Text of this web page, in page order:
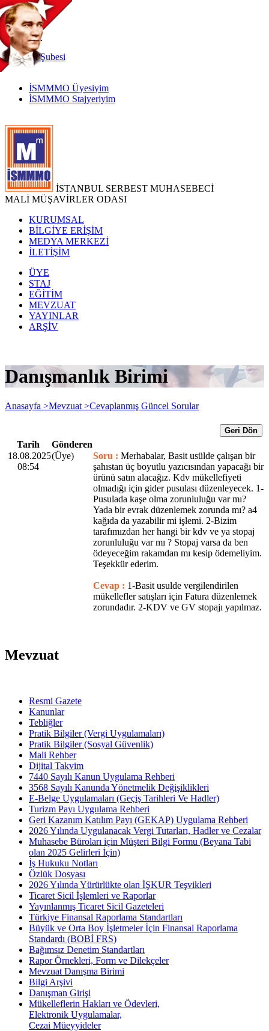
TR
|
EN
İnternetŞubesi
İSMMMO Üyesiyim
İSMMMO Stajyeriyim
İSTANBUL SERBEST MUHASEBECİ
MALİ MÜŞAVİRLER ODASI
KURUMSAL
BİLGİYE ERİŞİM
MEDYA MERKEZİ
İLETİŞİM
ÜYE
STAJ
EĞİTİM
MEVZUAT
YAYINLAR
ARŞİV
Danışmanlık Birimi
Anasayfa >Mevzuat >Cevaplanmış Güncel Sorular
Geri Dön
Tarih
Gönderen
18.08.2025
08:54
(Üye) Soru : Merhabalar, Basit usülde çalışan bir
şahıstan üç boyutlu yazıcısından yapacağı bir
ürünü satın alacağız. Kdv mükellefiyeti
olmadığı için gider pusulası düzenleyecek. 1-
Pusulada kaşe olma zorunluluğu var mı?
Yada bir evrak düzenlemek zorunda mı? a4
kağıda da yazabilir mi işlemi. 2-Bizim
tarafımızdan her hangi bir kdv ve ya stopaj
zorunluluğu var mı ? Stopaj varsa da ben
ödeyeceğim rakamdan mı kesip ödemeliyim.
Teşekkür ederim.
Cevap : 1-Basit usulde vergilendirilen
mükellefler satışları için Fatura düzenlemek
zorundadır. 2-KDV ve GV stopajı yapılmaz.
Mevzuat
Resmi Gazete
Kanunlar
Tebliğler
Pratik Bilgiler (Vergi Uygulamaları)
Pratik Bilgiler (Sosyal Güvenlik)
Mali Rehber
Dijital Takvim
7440 Sayılı Kanun Uygulama Rehberi
3568 Sayılı Kanunda Yönetmelik Değişiklikleri
E-Belge Uygulamaları (Geçiş Tarihleri Ve Hadler)
Turizm Payı Uygulama Rehberi
Geri Kazanım Katılım Payı (GEKAP) Uygulama Rehberi
2026 Yılında Uygulanacak Vergi Tutarları, Hadler ve Cezalar
Muhasebe Büroları için Müşteri Bilgi Formu (Beyana Tabi
olan 2025 Gelirleri İçin)
İş Hukuku Notları
Özlük Dosyası
2026 Yılında Yürürlükte olan İŞKUR Teşvikleri
Ticaret Sicil İşlemleri ve Raporlar
Yayınlanmış Ticaret Sicil Gazeteleri
Türkiye Finansal Raporlama Standartları
Büyük ve Orta Boy İşletmeler İçin Finansal Raporlama
Standardı (BOBİ FRS)
Bağımsız Denetim Standartları
Rapor Örnekleri, Form ve Dilekçeler
Mevzuat Danışma Birimi
Bilgi Arşivi
Danışman Girişi
Mükelleflerin Hakları ve Ödevleri,
Elektronik Uygulamalar,
Cezai Müeyyideler